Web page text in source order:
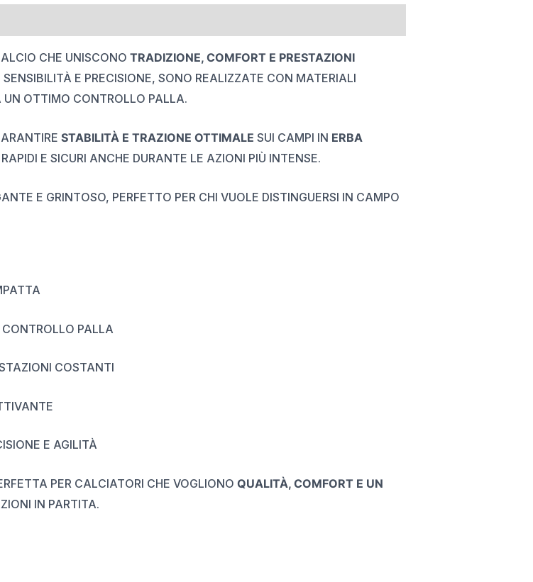
CHE UNISCONO TRADIZIONE, COMFORT E PRESTAZIONI
E PRECISIONE, SONO REALIZZATE CON MATERIALI
UN OTTIMO CONTROLLO PALLA.
STABILITÀ E TRAZIONE OTTIMALE SUI CAMPI IN ERBA
E SICURI ANCHE DURANTE LE AZIONI PIÙ INTENSE.
E GRINTOSO, PERFETTO PER CHI VUOLE DISTINGUERSI IN CAMPO
CONTROLLO PALLA
COSTANTI
E AGILITÀ
PER CALCIATORI CHE VOGLIONO QUALITÀ, COMFORT E UN
IN PARTITA.